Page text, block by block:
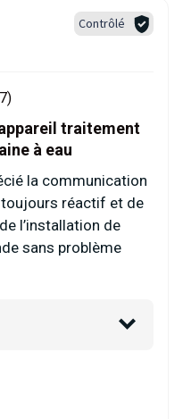
Contrôlé
traitement
à eau
la communication
toujours réactif et de
l’installation de
sans problème